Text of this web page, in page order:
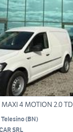
4 MOTION 2.0
(BN)
SRL